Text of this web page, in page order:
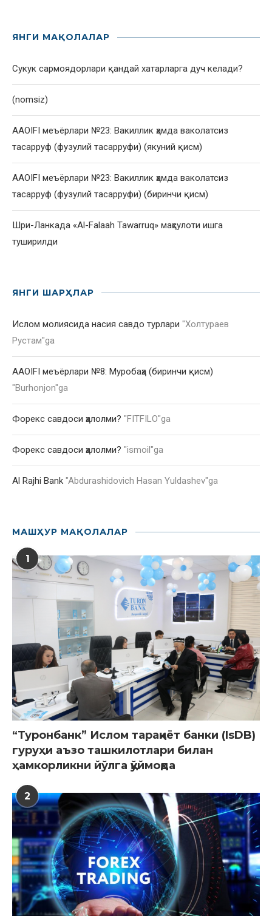
ЯНГИ МАҚОЛАЛАР
Сукук сармоядорлари қандай хатарларга дуч келади?
(nomsiz)
AAOIFI меъёрлари №23: Вакиллик ҳамда ваколатсиз
тасарруф (фузулий тасарруфи) (якуний қисм)
AAOIFI меъёрлари №23: Вакиллик ҳамда ваколатсиз
тасарруф (фузулий тасарруфи) (биринчи қисм)
Шри-Ланкада «Al-Falaah Tawarruq» маҳсулоти ишга
туширилди
ЯНГИ ШАРҲЛАР
Ислом молиясида насия савдо турлари "Холтураев
Рустам"ga
AAOIFI меъёрлари №8: Муробаҳа (биринчи қисм)
"Burhonjon"ga
Форекс савдоси ҳалолми? "FITFILO"ga
Форекс савдоси ҳалолми? "ismoil "ga
Al Rajhi Bank "Abdurashidovich Hasan Yuldashev"ga
МАШҲУР МАҚОЛАЛАР
1
“Туронбанк” Ислом тараққиёт банки (IsDB)
гуруҳи аъзо ташкилотлари билан
ҳамкорликни йўлга қўймоқда
2